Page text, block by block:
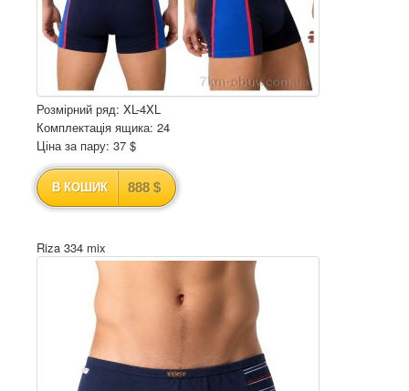
Розмірний ряд: XL-4XL
Комплектація ящика: 24
Ціна за пару: 37 $
В КОШИК 888 $
Riza 334 mix